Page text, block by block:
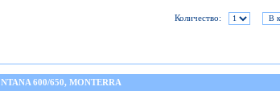
Количество:
600/650, MONTERRA